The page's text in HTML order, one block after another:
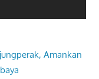
Amankan